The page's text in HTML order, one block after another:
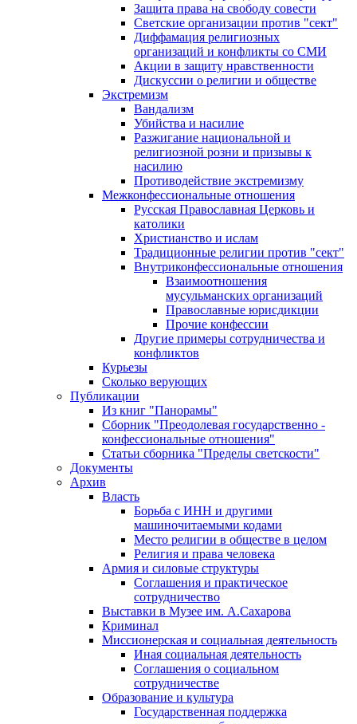
Защита права на свободу совести
Светские организации против "сект"
Диффамация религиозных
организаций и конфликты со СМИ
Акции в защиту нравственности
Дискуссии о религии и обществе
Экстремизм
Вандализм
Убийства и насилие
Разжигание национальной и
религиозной розни и призывы к
насилию
Противодействие экстремизму
Межконфессиональные отношения
Русская Православная Церковь и
католики
Христианство и ислам
Традиционные религии против "сект"
Внутриконфессиональные отношения
Взаимоотношения
мусульманских организаций
Православные юрисдикции
Прочие конфессии
Другие примеры сотрудничества и
конфликтов
Курьезы
Сколько верующих
Публикации
Из книг "Панорамы"
Сборник "Преодолевая государственно -
конфессиональные отношения"
Статьи сборника "Пределы светскости"
Документы
Архив
Власть
Борьба с ИНН и другими
машиночитаемыми кодами
Место религии в обществе в целом
Религия и права человека
Армия и силовые структуры
Соглашения и практическое
сотрудничество
Выставки в Музее им. А.Сахарова
Криминал
Миссионерская и социальная деятельность
Иная социальная деятельность
Соглашения о социальном
сотрудничестве
Образование и культура
Государственная поддержка